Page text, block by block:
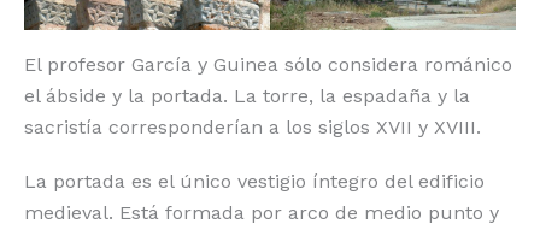
El profesor García y Guinea sólo considera románico
el ábside y la portada. La torre, la espadaña y la
sacristía corresponderían a los siglos XVII y XVIII.
La portada es el único vestigio íntegro del edificio
medieval. Está formada por arco de medio punto y